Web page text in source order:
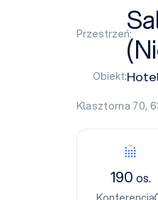
Przestrzeń:
Obiekt:
Klasztorna 70,
190os.